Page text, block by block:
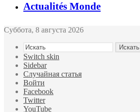
Actualités Monde
Суббота, 8 августа 2026
Искать
Switch skin
Sidebar
Случайная статья
Войти
Facebook
Twitter
YouTube